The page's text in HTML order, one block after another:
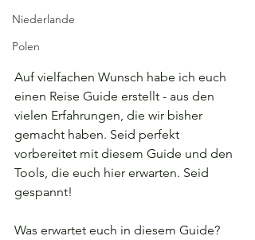
Niederlande
Polen
Auf vielfachen Wunsch habe ich euch
einen Reise Guide erstellt - aus den
vielen Erfahrungen, die wir bisher
gemacht haben. Seid perfekt
vorbereitet mit diesem Guide und den
Tools, die euch hier erwarten. Seid
gespannt!
Was erwartet euch in diesem Guide?